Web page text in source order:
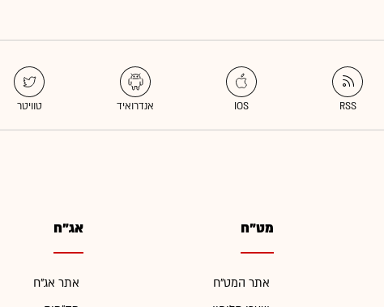
מט"ח
אתר המט"ח
אג"ח
אתר אג"ח